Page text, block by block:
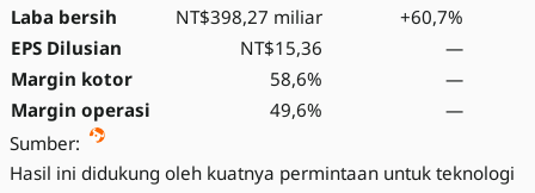
Laba bersih
NT$398,27 miliar
+60,7%
EPS Dilusian
NT$15,36
—
Margin kotor
58,6%
—
Margin operasi
49,6%
—
Sumber:
Hasil ini didukung oleh kuatnya permintaan untuk teknologi